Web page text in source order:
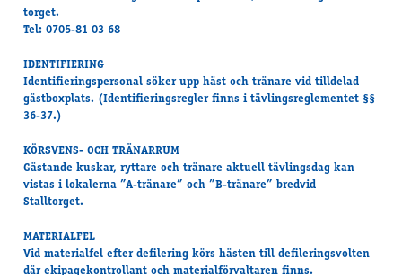
torget.
Tel: 0705-81 03 68
IDENTIFIERING
Identifieringspersonal söker upp häst och tränare vid tilldelad
gästboxplats. (Identifieringsregler finns i tävlingsreglementet §§
36-37.)
KÖRSVENS- OCH TRÄNARRUM
Gästande kuskar, ryttare och tränare aktuell tävlingsdag kan
vistas i lokalerna ”A-tränare” och ”B-tränare” bredvid
Stalltorget.
MATERIALFEL
Vid materialfel efter defilering körs hästen till defileringsvolten
där ekipagekontrollant och materialförvaltaren finns.